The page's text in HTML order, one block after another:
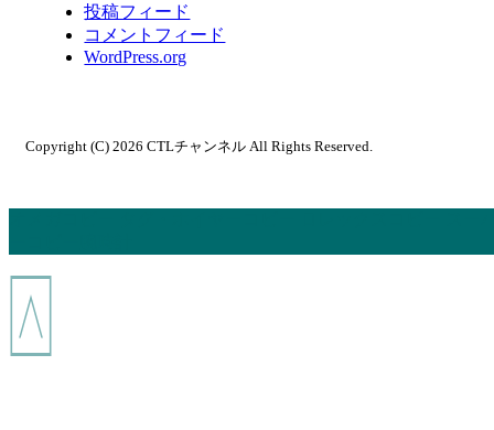
投稿フィード
コメントフィード
WordPress.org
Copyright (C) 2026 CTLチャンネル All Rights Reserved.